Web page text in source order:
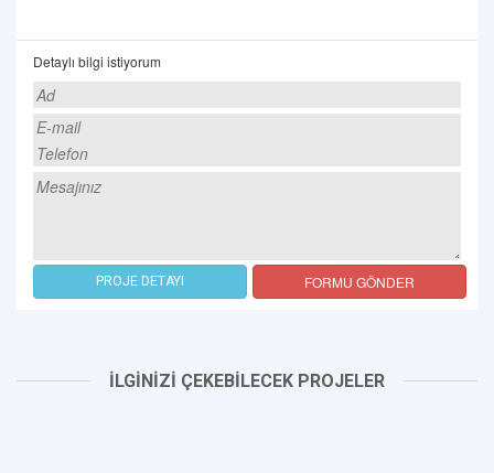
Detaylı bilgi istiyorum
PROJE DETAYI FORMU GÖNDER
İLGİNİZİ ÇEKEBİLECEK PROJELER